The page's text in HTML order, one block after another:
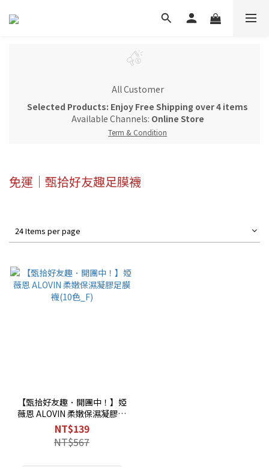
All Customer
Selected Products: Enjoy Free Shipping over 4 items
Available Channels: Online Store
Term & Condition
免運｜甄拾好友趣足膜襪
24 Items per page
【甄拾好友趣．開團中！】婭
薇恩 ALOVIN 柔嫩保濕凝膠足
膜襪(10色_F)
NT$139
NT$567